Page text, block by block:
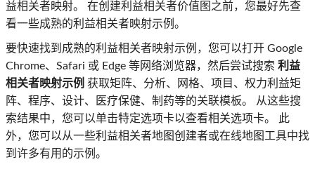
益相关者映射。 在创建利益相关者价值图之前，您最好先查
看一些成熟的利益相关者映射示例。
要快速找到成熟的利益相关者映射示例，您可以打开 Google
Chrome、Safari 或 Edge 等网络浏览器，然后尝试搜索 利益
相关者映射示例 获取矩阵、分析、网格、项目、权力利益矩
阵、程序、设计、医疗保健、制药等的关联模板。 从这些搜
索结果中，您可以单击特定选项卡以查看相关选项卡。 此
外，您可以从一些利益相关者地图创建者或在线地图工具中找
到许多有用的示例。